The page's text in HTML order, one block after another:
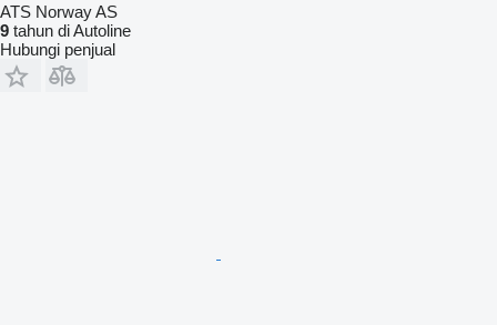
ATS Norway AS
9 tahun di Autoline
Hubungi penjual